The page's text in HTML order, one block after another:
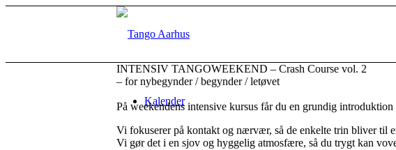
Kalender
INTENSIV TANGOWEEKEND – Crash Course vol. 2
– for nybegynder / begynder / letøvet
På weekendens intensive kursus får du en grundig introduktion
Vi fokuserer på kontakt og nærvær, så de enkelte trin bliver til
Vi gør det i en sjov og hyggelig atmosfære, så du trygt kan